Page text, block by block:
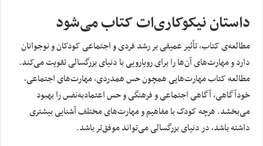
داستان نیکوکاری‌ات کتاب می‌شود
مطالعه‌‌ی کتاب، تأثیر عمیقی بر رشد فردی و اجتماعی کودکان و نوجوانان
دارد و مهارت‌های آن‌ها را برای رویارویی با دنیای بزرگسالی تقویت می‌کند.
مطالعه‌ کتاب مهارت‌هایی همچون حس همدردی، مهارت‌های اجتماعی،
خودآگاهی، آگاهی اجتماعی و فرهنگی و حس اعتمادبه‌نفس را بهبود
می‌بخشد. هرچه کودک با مفاهیم و مهارت‌های مختلف آشنایی بیشتری
داشته باشد، در دنیای بزرگسالی می‌تواند موفق‌تر باشد.